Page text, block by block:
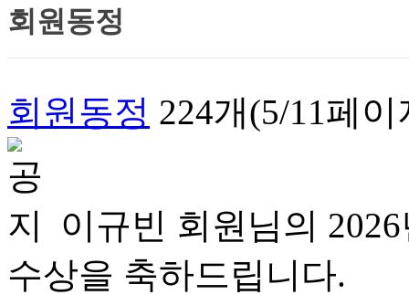
회원동정
회원동정 224개(5/11페이
이규빈 회원님의
수상을 축하드립니다.